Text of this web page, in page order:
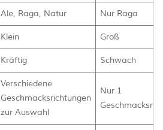
Ale, Raga, Natur Nur Raga
Klein Groß
Kräftig Schwach
Verschiedene
Geschmacksrichtungen
zur Auswahl
Nur 1